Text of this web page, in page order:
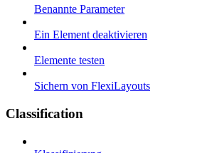
Benannte Parameter
Ein Element deaktivieren
Elemente testen
Sichern von FlexiLayouts
Classification